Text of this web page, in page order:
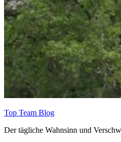
Top Team Blog
Der tägliche Wahnsinn und